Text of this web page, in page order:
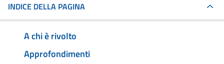
INDICE DELLA PAGINA
A chi è rivolto
Approfondimenti